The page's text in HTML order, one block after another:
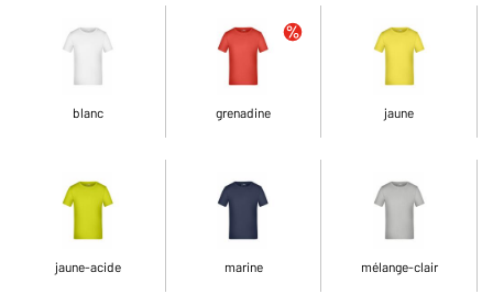
blanc grenadine jaune
jaune-acide marine mélange-clair